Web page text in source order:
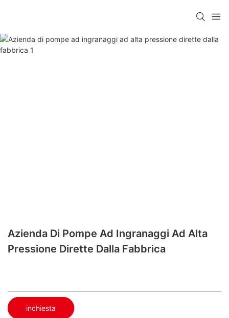
Azienda Di Pompe Ad Ingranaggi Ad Alta
Pressione Dirette Dalla Fabbrica
inchiesta